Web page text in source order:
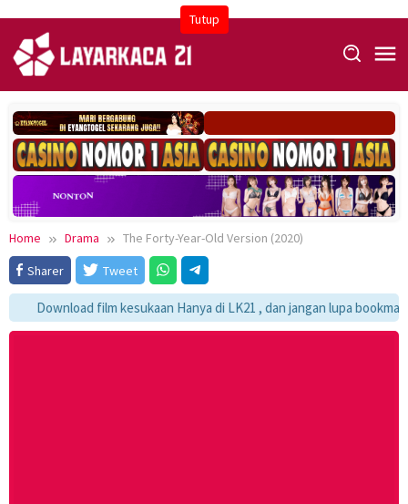
Tutup
content
Home Drama
The Forty-Year-Old Version (2020)
Sharer
Tweet
Download film kesukaan Hanya di LK21 , dan jangan lupa bookmark